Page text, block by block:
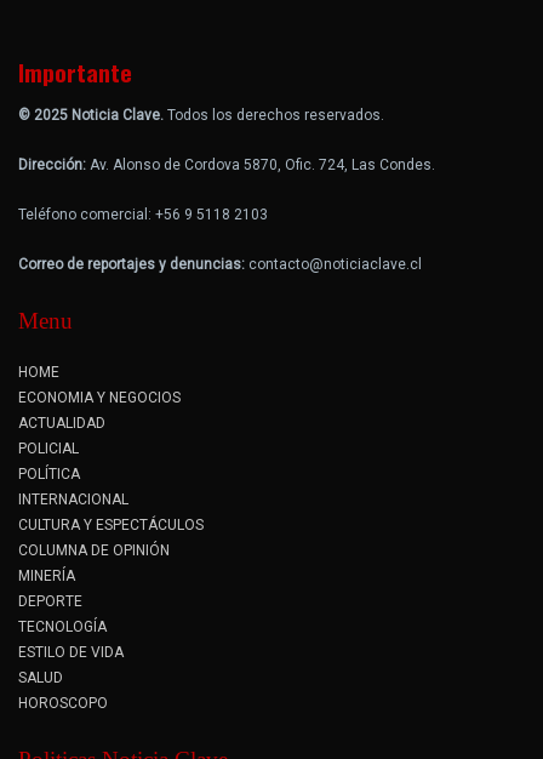
Importante
© 2025 Noticia Clave. Todos los derechos reservados.
Dirección: Av. Alonso de Cordova 5870, Ofic. 724, Las Condes.
Teléfono comercial: +56 9 5118 2103
Correo de reportajes y denuncias: contacto@noticiaclave.cl
Menu
HOME
ECONOMIA Y NEGOCIOS
ACTUALIDAD
POLICIAL
POLÍTICA
INTERNACIONAL
CULTURA Y ESPECTÁCULOS
COLUMNA DE OPINIÓN
MINERÍA
DEPORTE
TECNOLOGÍA
ESTILO DE VIDA
SALUD
HOROSCOPO